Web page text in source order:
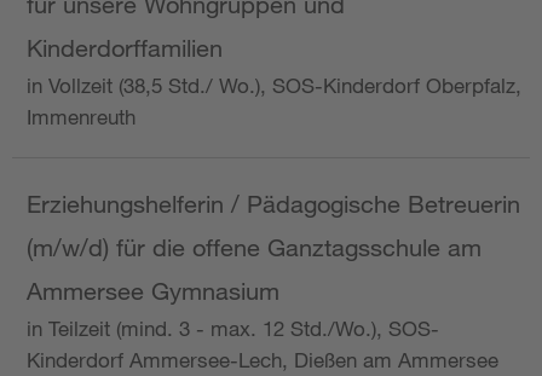
Kinderdorffamilien
in Vollzeit (38,5 Std./ Wo.), SOS-Kinderdorf Oberpfalz,
Immenreuth
Erziehungshelferin / Pädagogische Betreuerin
(m/w/d) für die offene Ganztagsschule am
Ammersee Gymnasium
in Teilzeit (mind. 3 - max. 12 Std./Wo.), SOS-
Kinderdorf Ammersee-Lech, Dießen am Ammersee